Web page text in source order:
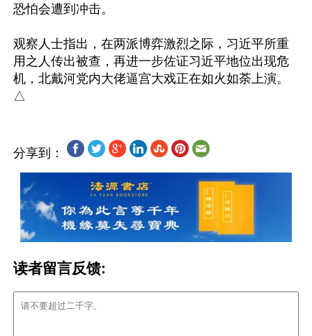
恐怕会遭到冲击。
观察人士指出，在两派博弈激烈之际，习近平所重
用之人传出被查，再进一步佐证习近平地位出现危
机，北戴河党内大佬逼宫大戏正在如火如荼上演。
分享到：
读者留言反馈: